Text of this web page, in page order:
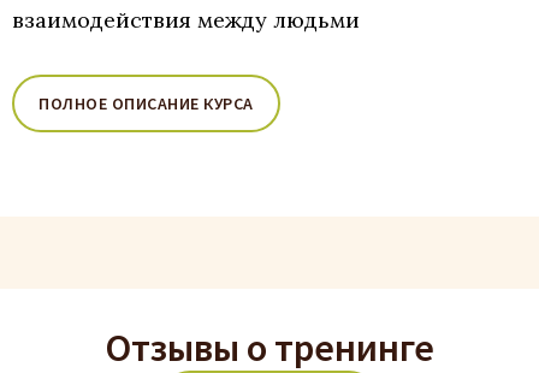
взаимодействия между людьми
ПОЛНОЕ ОПИСАНИЕ КУРСА
Отзывы о тренинге